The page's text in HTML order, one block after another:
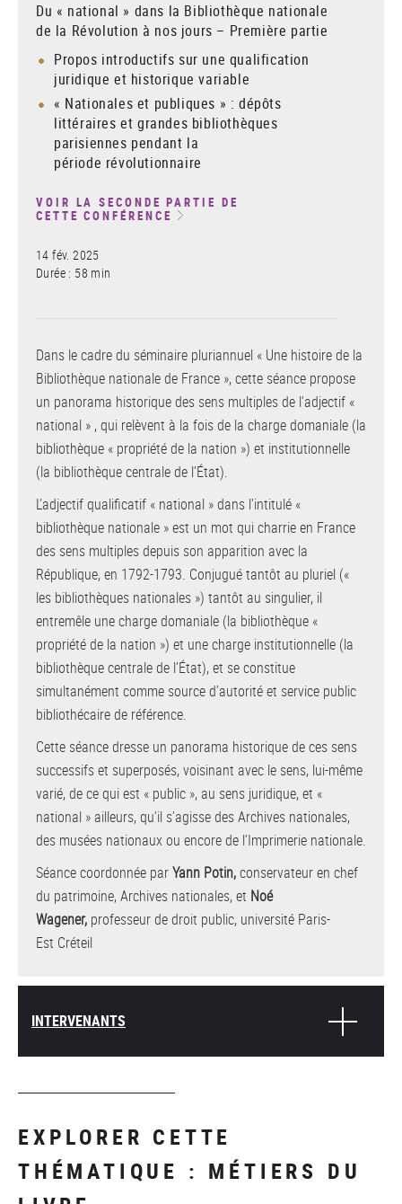
Du « national » dans la Bibliothèque nationale
de la Révolution à nos jours – Première partie
Propos introductifs sur une qualification
juridique et historique variable
« Nationales et publiques » : dépôts
littéraires et grandes bibliothèques
parisiennes pendant la
période révolutionnaire
VOIR LA SECONDE PARTIE DE
CETTE CONFÉRENCE
14 fév. 2025
Durée : 58 min
Dans le cadre du séminaire pluriannuel « Une histoire de la
Bibliothèque nationale de France », cette séance propose
un panorama historique des sens multiples de l’adjectif «
national » , qui relèvent à la fois de la charge domaniale (la
bibliothèque « propriété de la nation ») et institutionnelle
(la bibliothèque centrale de l’État).
L’adjectif qualificatif « national » dans l’intitulé «
bibliothèque nationale » est un mot qui charrie en France
des sens multiples depuis son apparition avec la
République, en 1792-1793. Conjugué tantôt au pluriel («
les bibliothèques nationales ») tantôt au singulier, il
entremêle une charge domaniale (la bibliothèque «
propriété de la nation ») et une charge institutionnelle (la
bibliothèque centrale de l’État), et se constitue
simultanément comme source d’autorité et service public
bibliothécaire de référence.
Cette séance dresse un panorama historique de ces sens
successifs et superposés, voisinant avec le sens, lui-même
varié, de ce qui est « public », au sens juridique, et «
national » ailleurs, qu’il s’agisse des Archives nationales,
des musées nationaux ou encore de l’Imprimerie nationale.
Séance coordonnée parYann Potin,conservateur en chef
du patrimoine, Archives nationales, et Noé
Wagener, professeur de droit public, université Paris-
Est Créteil
INTERVENANTS
EXPLORER CETTE
THÉMATIQUE : MÉTIERS DU